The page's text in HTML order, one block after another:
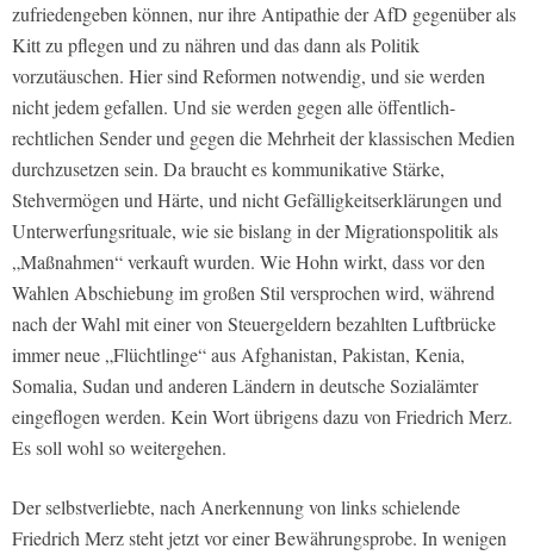
zufriedengeben können, nur ihre Antipathie der AfD gegenüber als
Kitt zu pflegen und zu nähren und das dann als Politik
vorzutäuschen. Hier sind Reformen notwendig, und sie werden
nicht jedem gefallen. Und sie werden gegen alle öffentlich-
rechtlichen Sender und gegen die Mehrheit der klassischen Medien
durchzusetzen sein. Da braucht es kommunikative Stärke,
Stehvermögen und Härte, und nicht Gefälligkeitserklärungen und
Unterwerfungsrituale, wie sie bislang in der Migrationspolitik als
„Maßnahmen“ verkauft wurden. Wie Hohn wirkt, dass vor den
Wahlen Abschiebung im großen Stil versprochen wird, während
nach der Wahl mit einer von Steuergeldern bezahlten Luftbrücke
immer neue „Flüchtlinge“ aus Afghanistan, Pakistan, Kenia,
Somalia, Sudan und anderen Ländern in deutsche Sozialämter
eingeflogen werden. Kein Wort übrigens dazu von Friedrich Merz.
Es soll wohl so weitergehen.
Der selbstverliebte, nach Anerkennung von links schielende
Friedrich Merz steht jetzt vor einer Bewährungsprobe. In wenigen